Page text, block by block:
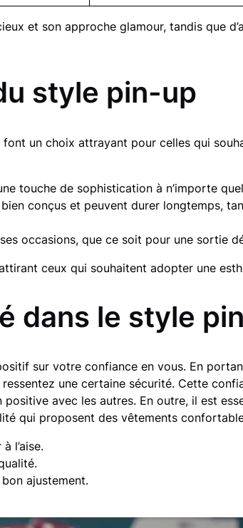
et son approche glamour, tandis que
style pin-up
un choix attrayant pour celles qui
touche de sophistication à n’importe
conçus et peuvent durer longtemps,
occasions, que ce soit pour une sortie
ceux qui souhaitent adopter une
dans le style
sur votre confiance en vous. En
une certaine sécurité. Cette
avec les autres. En outre, il est
qui proposent des vêtements
l’aise.
ajustement.